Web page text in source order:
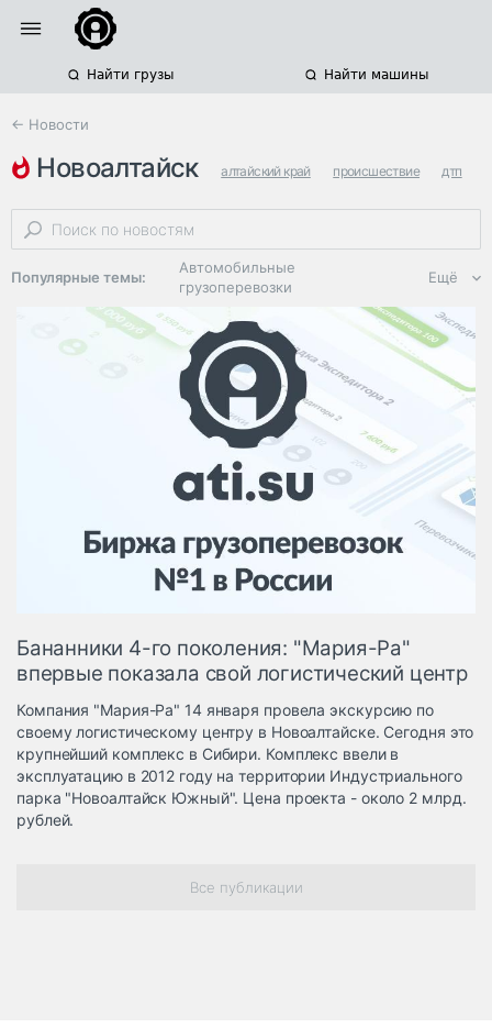
Найти грузы Найти машины
← Новости
новоалтайск алтайский край происшествие дтп
Популярные темы:
Автомобильные
грузоперевозки
Региональная
логистика
ЭДО, ИТ в
логистике
Дороги,
инфраструктура
Логистика, грузы
Негабаритные и
опасные грузы
Безопасность и
Таможня и ВЭД
грузовые
терминалы
Коммерческий
транспорт
запчасти, шины
Ещё
Бананники 4-го поколения: "Мария-Ра"
впервые показала свой логистический центр
Компания "Мария-Ра" 14 января провела экскурсию по
своему логистическому центру в Новоалтайске. Сегодня это
крупнейший комплекс в Сибири. Комплекс ввели в
эксплуатацию в 2012 году на территории Индустриального
парка "Новоалтайск Южный". Цена проекта - около 2 млрд.
рублей.
Все публикации